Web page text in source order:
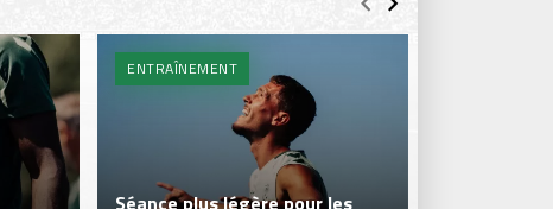
ENTRAÎNEMENT
Séance plus légère pour les